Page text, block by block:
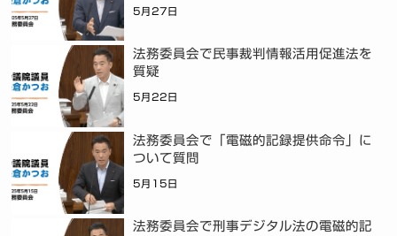
5月27日
法務委員会で民事裁判情報活用促進法を
質疑
5月22日
法務委員会で「電磁的記録提供命令」に
ついて質問
5月15日
法務委員会で刑事デジタル法の電磁的記